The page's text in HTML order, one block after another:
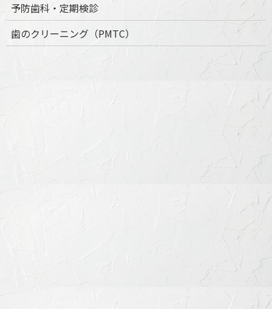
治療メニュー
歯周病の治療
歯を失った時の治療
歯列矯正・矯正治療
その他の治療
予防歯科・定期検診
歯のクリーニング（PMTC）